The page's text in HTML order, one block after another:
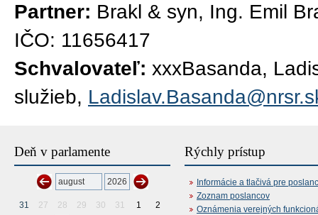
Partner: Brakl & syn, Ing. Emil
IČO: 11656417
Schvalovateľ: xxxBasanda,
služieb,
Deň v parlamente
31 27 28 29 30 31 1
2
Rýchly prístup
Informácie a tlačivá pre
Zoznam poslancov
Oznámenia verejných